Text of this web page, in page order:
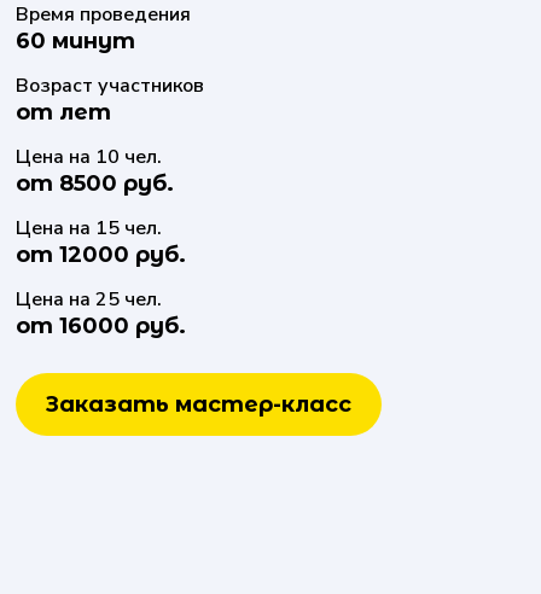
Время проведения
60 минут
Возраст участников
от лет
Цена на 10 чел.
от 8500 руб.
Цена на 15 чел.
от 12000 руб.
Цена на 25 чел.
от 16000 руб.
Заказать мастер-класс